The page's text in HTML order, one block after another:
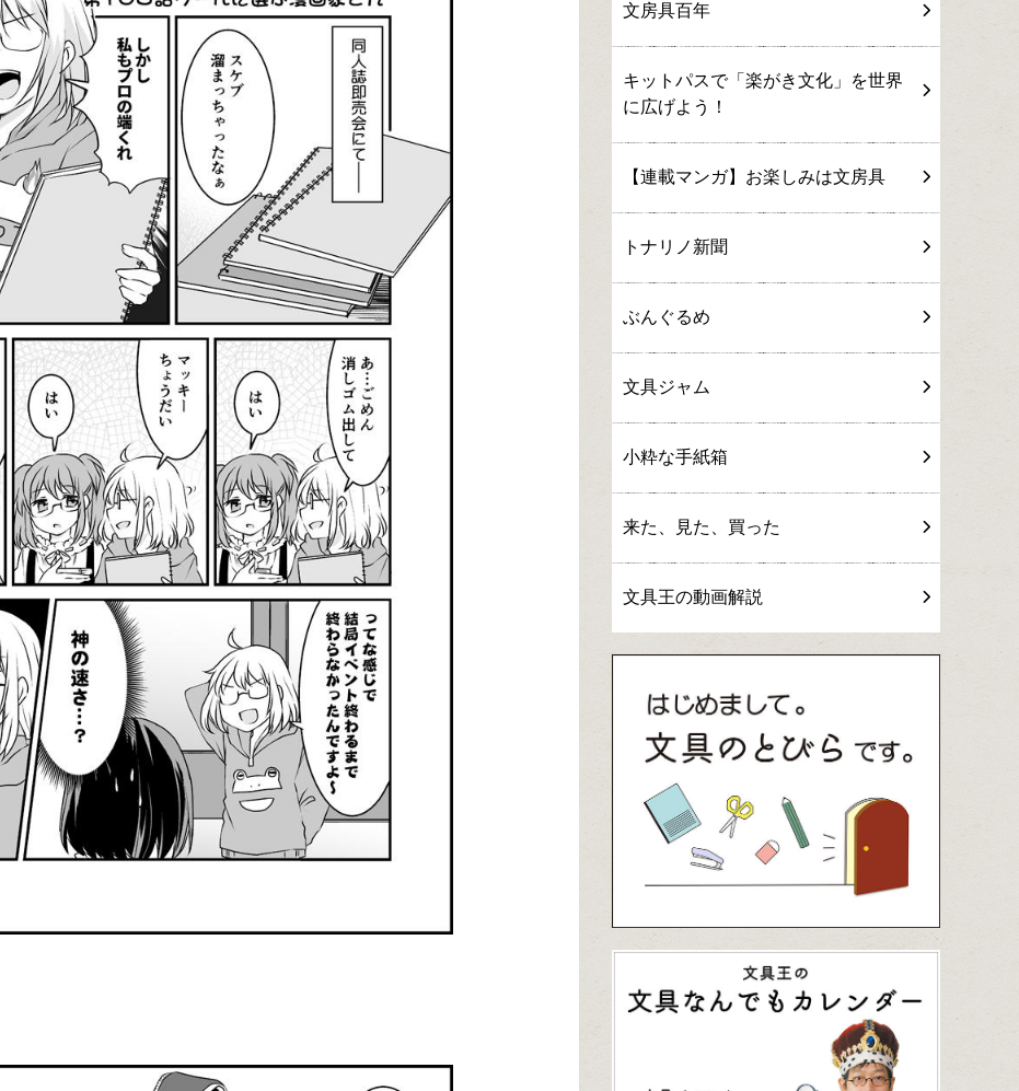
文房具百年
キットパスで「楽がき文化」を世界
に広げよう！
【連載マンガ】お楽しみは文房具
トナリノ新聞
ぶんぐるめ
文具ジャム
小粋な手紙箱
来た、見た、買った
文具王の動画解説